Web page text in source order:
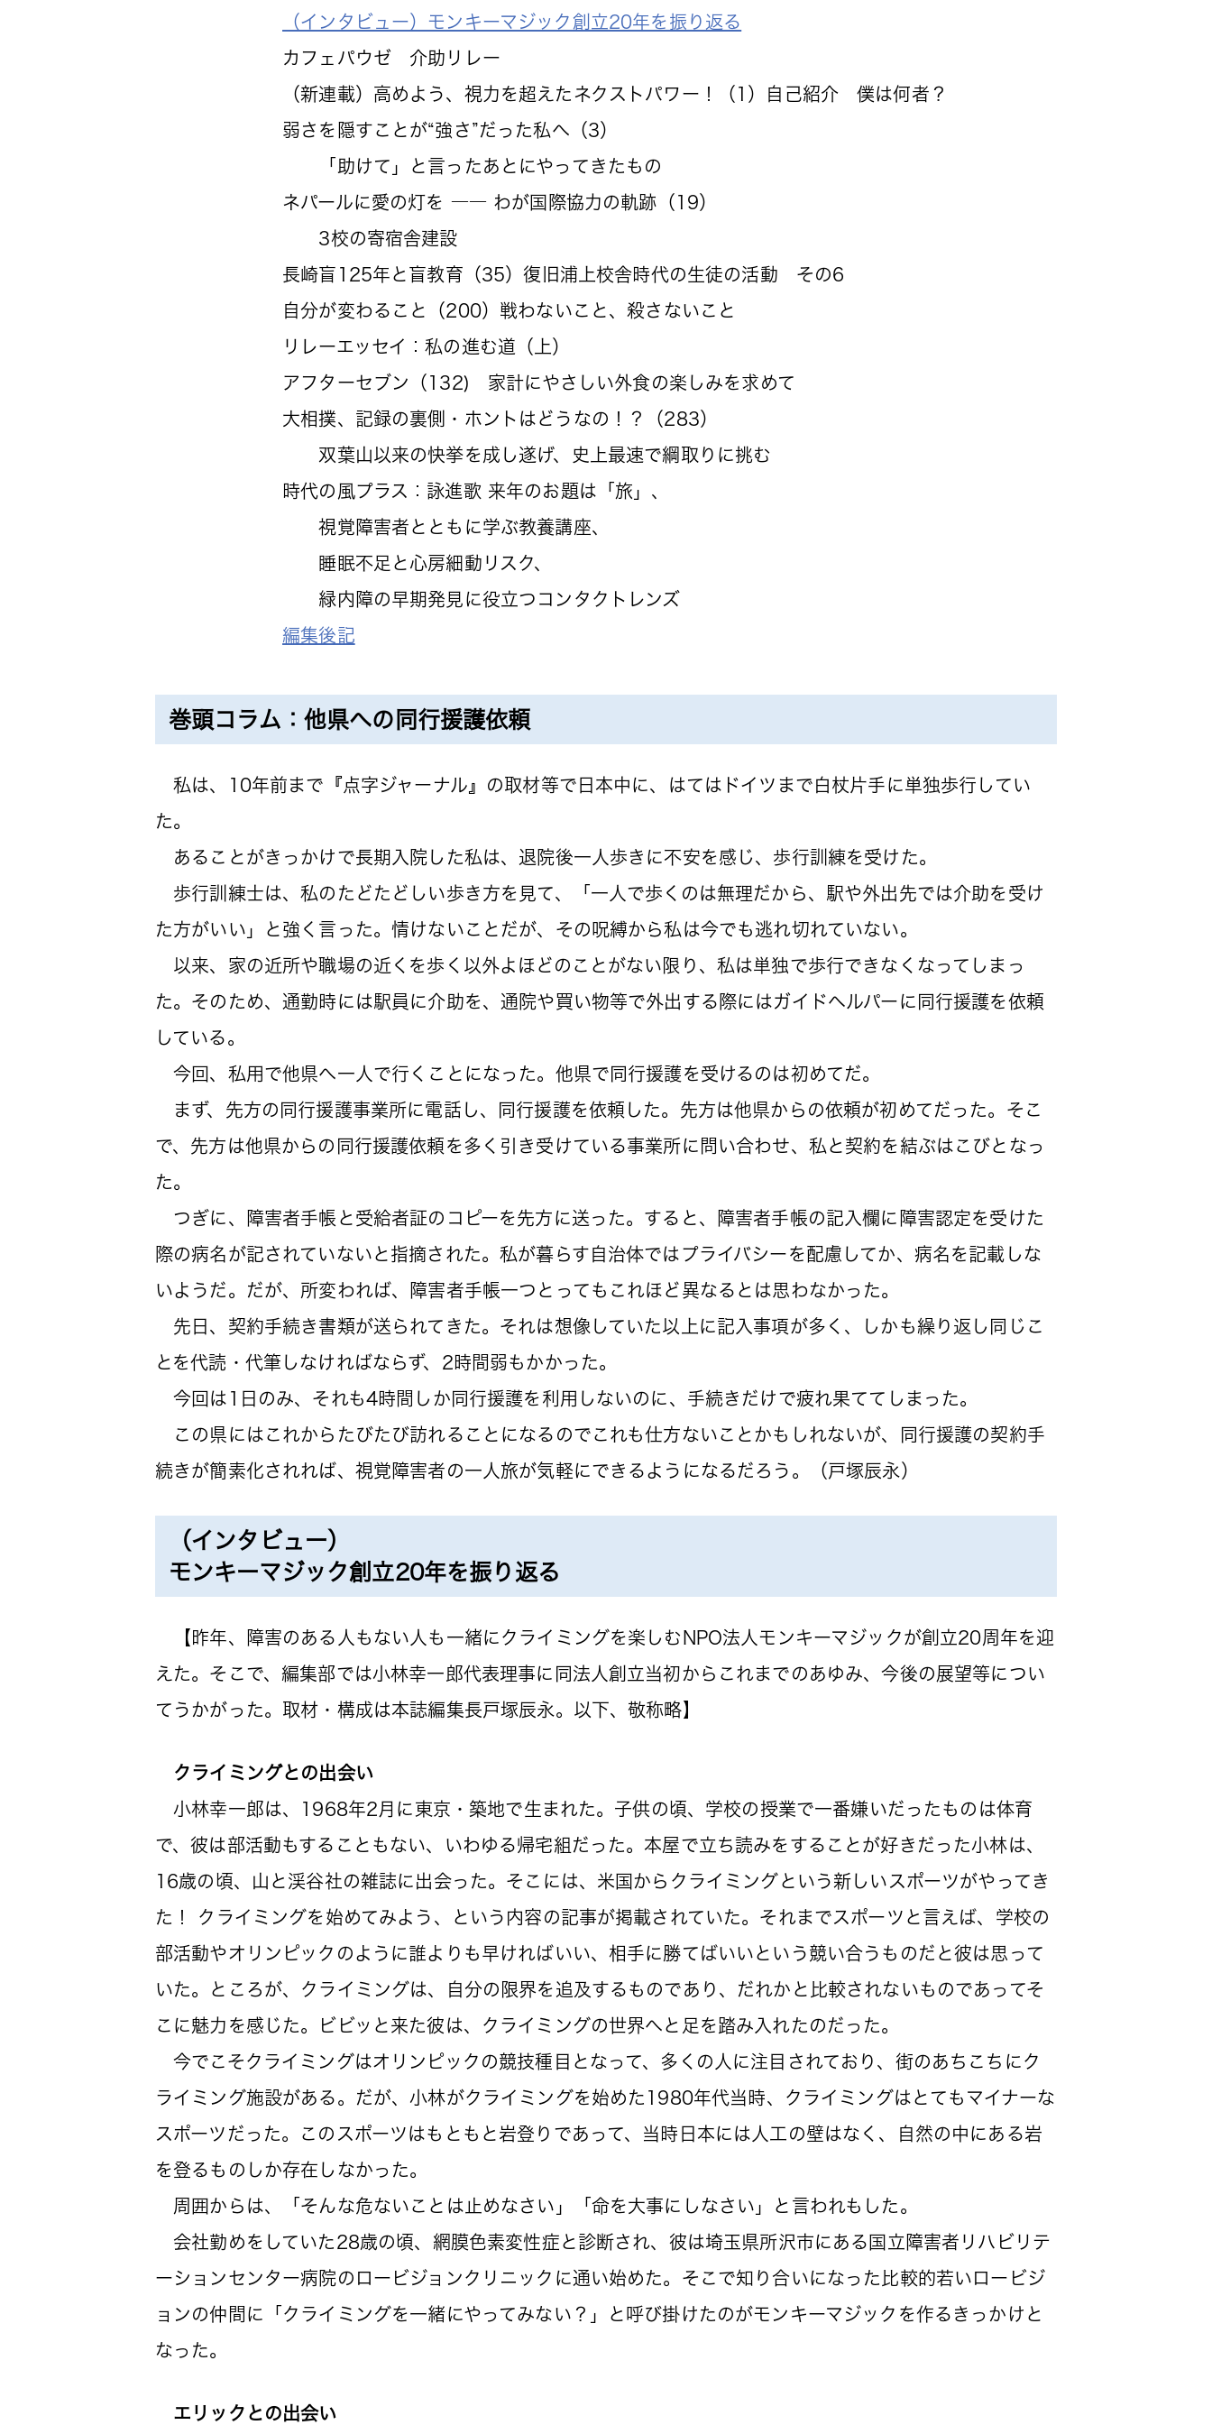
（インタビュー）モンキーマジック創立20年を振り返る
カフェパウゼ 介助リレー
（新連載）高めよう、視力を超えたネクストパワー！（1）自己紹介 僕は何者？
弱さを隠すことが“強さ”だった私へ（3）
「助けて」と言ったあとにやってきたもの
ネパールに愛の灯を ―― わが国際協力の軌跡（19）
3校の寄宿舎建設
長崎盲125年と盲教育（35）復旧浦上校舎時代の生徒の活動 その6
自分が変わること（200）戦わないこと、殺さないこと
リレーエッセイ：私の進む道（上）
アフターセブン（132) 家計にやさしい外食の楽しみを求めて
大相撲、記録の裏側・ホントはどうなの！？（283）
双葉山以来の快挙を成し遂げ、史上最速で綱取りに挑む
時代の風プラス：詠進歌 来年のお題は「旅」、
視覚障害者とともに学ぶ教養講座、
睡眠不足と心房細動リスク、
緑内障の早期発見に役立つコンタクトレンズ
編集後記
巻頭コラム：他県への同行援護依頼
私は、10年前まで『点字ジャーナル』の取材等で日本中に、はてはドイツまで白杖片手に単独歩行してい
た。
あることがきっかけで長期入院した私は、退院後一人歩きに不安を感じ、歩行訓練を受けた。
歩行訓練士は、私のたどたどしい歩き方を見て、「一人で歩くのは無理だから、駅や外出先では介助を受け
た方がいい」と強く言った。情けないことだが、その呪縛から私は今でも逃れ切れていない。
以来、家の近所や職場の近くを歩く以外よほどのことがない限り、私は単独で歩行できなくなってしまっ
た。そのため、通勤時には駅員に介助を、通院や買い物等で外出する際にはガイドヘルパーに同行援護を依頼
している。
今回、私用で他県へ一人で行くことになった。他県で同行援護を受けるのは初めてだ。
まず、先方の同行援護事業所に電話し、同行援護を依頼した。先方は他県からの依頼が初めてだった。そこ
で、先方は他県からの同行援護依頼を多く引き受けている事業所に問い合わせ、私と契約を結ぶはこびとなっ
た。
つぎに、障害者手帳と受給者証のコピーを先方に送った。すると、障害者手帳の記入欄に障害認定を受けた
際の病名が記されていないと指摘された。私が暮らす自治体ではプライバシーを配慮してか、病名を記載しな
いようだ。だが、所変われば、障害者手帳一つとってもこれほど異なるとは思わなかった。
先日、契約手続き書類が送られてきた。それは想像していた以上に記入事項が多く、しかも繰り返し同じこ
とを代読・代筆しなければならず、2時間弱もかかった。
今回は1日のみ、それも4時間しか同行援護を利用しないのに、手続きだけで疲れ果ててしまった。
この県にはこれからたびたび訪れることになるのでこれも仕方ないことかもしれないが、同行援護の契約手
続きが簡素化されれば、視覚障害者の一人旅が気軽にできるようになるだろう。（戸塚辰永）
（インタビュー）
モンキーマジック創立20年を振り返る
【昨年、障害のある人もない人も一緒にクライミングを楽しむNPO法人モンキーマジックが創立20周年を迎
えた。そこで、編集部では小林幸一郎代表理事に同法人創立当初からこれまでのあゆみ、今後の展望等につい
てうかがった。取材・構成は本誌編集長戸塚辰永。以下、敬称略】
クライミングとの出会い
小林幸一郎は、1968年2月に東京・築地で生まれた。子供の頃、学校の授業で一番嫌いだったものは体育
で、彼は部活動もすることもない、いわゆる帰宅組だった。本屋で立ち読みをすることが好きだった小林は、
16歳の頃、山と渓谷社の雑誌に出会った。そこには、米国からクライミングという新しいスポーツがやってき
た！ クライミングを始めてみよう、という内容の記事が掲載されていた。それまでスポーツと言えば、学校の
部活動やオリンピックのように誰よりも早ければいい、相手に勝てばいいという競い合うものだと彼は思って
いた。ところが、クライミングは、自分の限界を追及するものであり、だれかと比較されないものであってそ
こに魅力を感じた。ビビッと来た彼は、クライミングの世界へと足を踏み入れたのだった。
今でこそクライミングはオリンピックの競技種目となって、多くの人に注目されており、街のあちこちにク
ライミング施設がある。だが、小林がクライミングを始めた1980年代当時、クライミングはとてもマイナーな
スポーツだった。このスポーツはもともと岩登りであって、当時日本には人工の壁はなく、自然の中にある岩
を登るものしか存在しなかった。
周囲からは、「そんな危ないことは止めなさい」「命を大事にしなさい」と言われもした。
会社勤めをしていた28歳の頃、網膜色素変性症と診断され、彼は埼玉県所沢市にある国立障害者リハビリテ
ーションセンター病院のロービジョンクリニックに通い始めた。そこで知り合いになった比較的若いロービジ
ョンの仲間に「クライミングを一緒にやってみない？」と呼び掛けたのがモンキーマジックを作るきっかけと
なった。
エリックとの出会い